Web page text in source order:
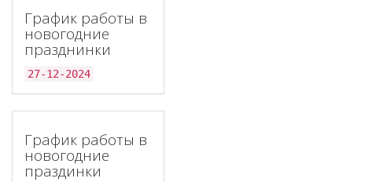
График работы в
новогодние
празднинки
27-12-2024
График работы в
новогодние
праздинки